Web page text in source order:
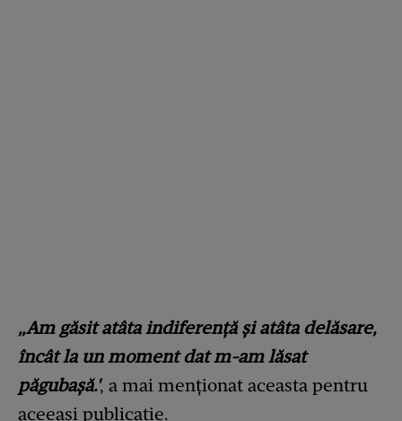
„Am găsit atâta indiferență și atâta delăsare,
încât la un moment dat m-am lăsat
păgubașă.', a mai menționat aceasta pentru
aceeași publicație.